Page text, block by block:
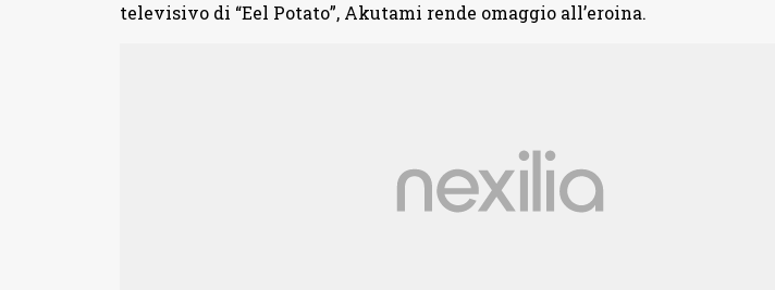
televisivo di “Eel Potato”, Akutami rende omaggio all’eroina.